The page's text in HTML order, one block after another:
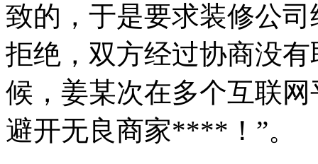
致的，于是要求装修公
拒绝，双方经过协商没
候，姜某次在多个互联
避开无良商家****！”。